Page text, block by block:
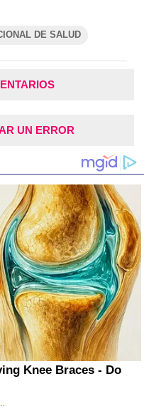
DE SALUD
UN ERROR